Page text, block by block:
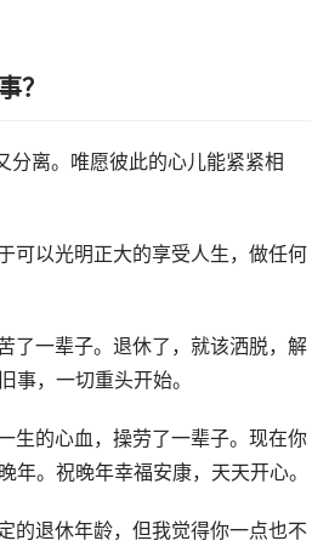
？
分离。唯愿彼此的心儿能紧紧相
可以光明正大的享受人生，做任何
了一辈子。退休了，就该洒脱，解
事，一切重头开始。
生的心血，操劳了一辈子。现在你
年。祝晚年幸福安康，天天开心。
的退休年龄，但我觉得你一点也不